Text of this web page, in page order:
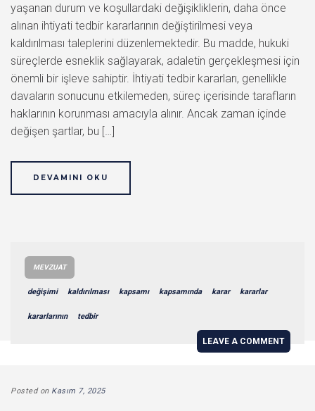
yaşanan durum ve koşullardaki değişikliklerin, daha önce
alınan ihtiyati tedbir kararlarının değiştirilmesi veya
kaldırılması taleplerini düzenlemektedir. Bu madde, hukuki
süreçlerde esneklik sağlayarak, adaletin gerçekleşmesi için
önemli bir işleve sahiptir. İhtiyati tedbir kararları, genellikle
davaların sonucunu etkilemeden, süreç içerisinde tarafların
haklarının korunması amacıyla alınır. Ancak zaman içinde
değişen şartlar, bu […]
DEVAMINI OKU
MEVZUAT
değişimi kaldırılması kapsamı kapsamında karar kararlar
kararlarının tedbir
LEAVE A COMMENT
Posted on Kasım 7, 2025